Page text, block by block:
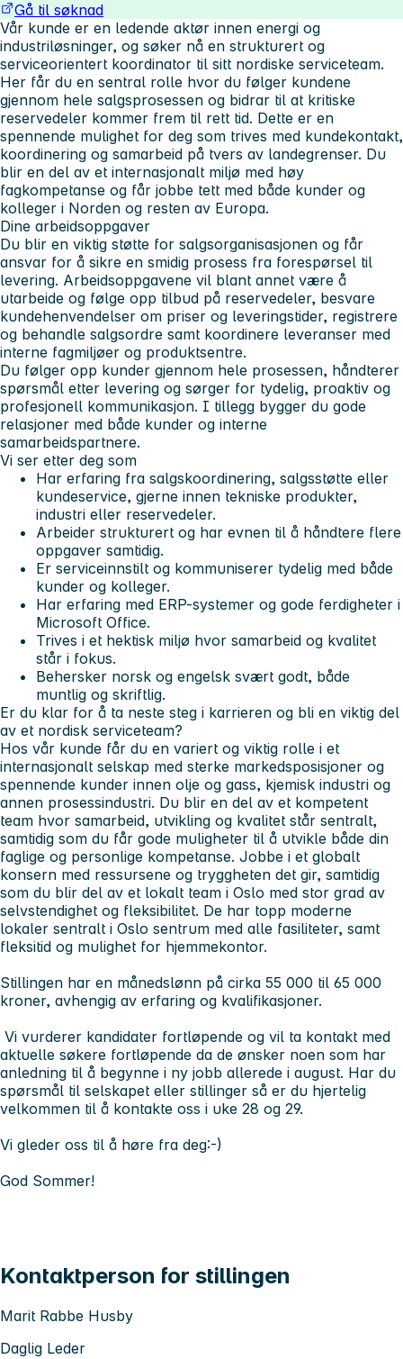
Gå til søknad
Vår kunde er en ledende aktør innen energi og
industriløsninger, og søker nå en strukturert og
serviceorientert koordinator til sitt nordiske serviceteam.
Her får du en sentral rolle hvor du følger kundene
gjennom hele salgsprosessen og bidrar til at kritiske
reservedeler kommer frem til rett tid. Dette er en
spennende mulighet for deg som trives med kundekontakt,
koordinering og samarbeid på tvers av landegrenser. Du
blir en del av et internasjonalt miljø med høy
fagkompetanse og får jobbe tett med både kunder og
kolleger i Norden og resten av Europa.
Dine arbeidsoppgaver
Du blir en viktig støtte for salgsorganisasjonen og får
ansvar for å sikre en smidig prosess fra forespørsel til
levering. Arbeidsoppgavene vil blant annet være å
utarbeide og følge opp tilbud på reservedeler, besvare
kundehenvendelser om priser og leveringstider, registrere
og behandle salgsordre samt koordinere leveranser med
interne fagmiljøer og produktsentre.
Du følger opp kunder gjennom hele prosessen, håndterer
spørsmål etter levering og sørger for tydelig, proaktiv og
profesjonell kommunikasjon. I tillegg bygger du gode
relasjoner med både kunder og interne
samarbeidspartnere.
Vi ser etter deg som
Har erfaring fra salgskoordinering, salgsstøtte eller
kundeservice, gjerne innen tekniske produkter,
industri eller reservedeler.
Arbeider strukturert og har evnen til å håndtere flere
oppgaver samtidig.
Er serviceinnstilt og kommuniserer tydelig med både
kunder og kolleger.
Har erfaring med ERP-systemer og gode ferdigheter i
Microsoft Office.
Trives i et hektisk miljø hvor samarbeid og kvalitet
står i fokus.
Behersker norsk og engelsk svært godt, både
muntlig og skriftlig.
Er du klar for å ta neste steg i karrieren og bli en viktig del
av et nordisk serviceteam?
Hos vår kunde får du en variert og viktig rolle i et
internasjonalt selskap med sterke markedsposisjoner og
spennende kunder innen olje og gass, kjemisk industri og
annen prosessindustri. Du blir en del av et kompetent
team hvor samarbeid, utvikling og kvalitet står sentralt,
samtidig som du får gode muligheter til å utvikle både din
faglige og personlige kompetanse. Jobbe i et globalt
konsern med ressursene og tryggheten det gir, samtidig
som du blir del av et lokalt team i Oslo med stor grad av
selvstendighet og fleksibilitet. De har topp moderne
lokaler sentralt i Oslo sentrum med alle fasiliteter, samt
fleksitid og mulighet for hjemmekontor.
Stillingen har en månedslønn på cirka 55 000 til 65 000
kroner, avhengig av erfaring og kvalifikasjoner.
Vi vurderer kandidater fortløpende og vil ta kontakt med
aktuelle søkere fortløpende da de ønsker noen som har
anledning til å begynne i ny jobb allerede i august. Har du
spørsmål til selskapet eller stillinger så er du hjertelig
velkommen til å kontakte oss i uke 28 og 29.
Vi gleder oss til å høre fra deg:-)
God Sommer!
Kontaktperson for stillingen
Marit Rabbe Husby
Daglig Leder